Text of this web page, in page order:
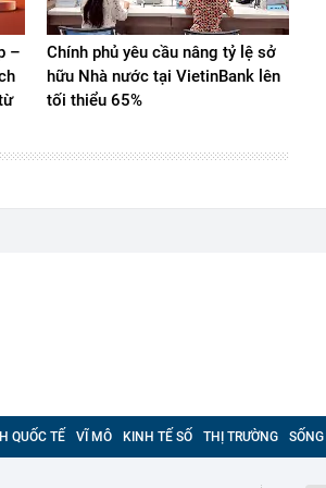
–
Chính phủ yêu cầu nâng tỷ lệ sở
hữu Nhà nước tại VietinBank lên
tối thiểu 65%
QUỐC TẾ VĨ MÔ KINH TẾ SỐ THỊ TRƯỜNG SỐNG